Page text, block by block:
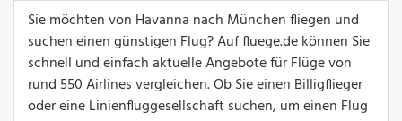
Sie möchten von Havanna nach München fliegen und
suchen einen günstigen Flug? Auf fluege.de können Sie
schnell und einfach aktuelle Angebote für Flüge von
rund 550 Airlines vergleichen. Ob Sie einen Billigflieger
oder eine Linienfluggesellschaft suchen, um einen Flug